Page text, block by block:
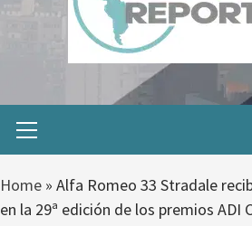
Menu
Home » Alfa Romeo 33 Stradale
en la 29ª edición de los premios ADI